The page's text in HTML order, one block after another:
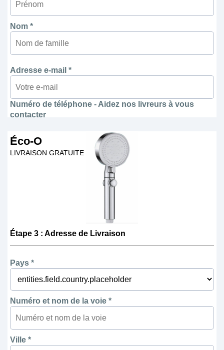
Nom *
Adresse e-mail *
Numéro de téléphone - Aidez nos livreurs à vous
contacter
Éco-O
LIVRAISON GRATUITE
Étape 3 : Adresse de Livraison
Pays *
Numéro et nom de la voie *
Ville *